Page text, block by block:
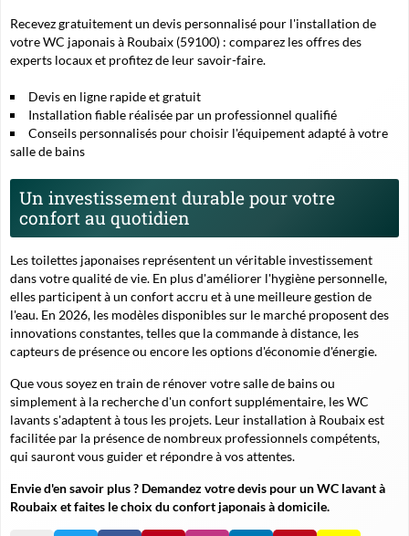
Recevez gratuitement un devis personnalisé pour l'installation de
votre WC japonais à Roubaix (59100) : comparez les offres des
experts locaux et profitez de leur savoir-faire.
Devis en ligne rapide et gratuit
Installation fiable réalisée par un professionnel qualifié
Conseils personnalisés pour choisir l'équipement adapté à votre
salle de bains
Un investissement durable pour votre
confort au quotidien
Les toilettes japonaises représentent un véritable investissement
dans votre qualité de vie. En plus d'améliorer l'hygiène personnelle,
elles participent à un confort accru et à une meilleure gestion de
l'eau. En 2026, les modèles disponibles sur le marché proposent des
innovations constantes, telles que la commande à distance, les
capteurs de présence ou encore les options d'économie d'énergie.
Que vous soyez en train de rénover votre salle de bains ou
simplement à la recherche d'un confort supplémentaire, les WC
lavants s'adaptent à tous les projets. Leur installation à Roubaix est
facilitée par la présence de nombreux professionnels compétents,
qui sauront vous guider et répondre à vos attentes.
Envie d'en savoir plus ? Demandez votre devis pour un WC lavant à
Roubaix et faites le choix du confort japonais à domicile.